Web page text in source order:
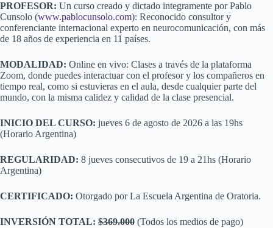
PROFESOR: Un curso creado y dictado integramente por Pablo
Cunsolo (www.pablocunsolo.com): Reconocido consultor y
conferenciante internacional experto en neurocomunicación, con más
de 18 años de experiencia en 11 países.
MODALIDAD: Online en vivo: Clases a través de la plataforma
Zoom, donde puedes interactuar con el profesor y los compañeros en
tiempo real, como si estuvieras en el aula, desde cualquier parte del
mundo, con la misma calidez y calidad de la clase presencial.
INICIO DEL CURSO: jueves 6 de agosto de 2026 a las 19hs
(Horario Argentina)
REGULARIDAD: 8 jueves consecutivos de 19 a 21hs (Horario
Argentina)
CERTIFICADO: Otorgado por La Escuela Argentina de Oratoria.
INVERSIÓN TOTAL: $369.000 (Todos los medios de pago)